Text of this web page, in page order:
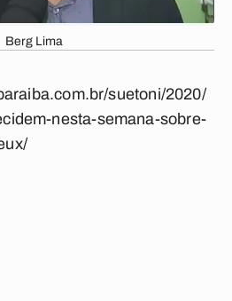
Berg Lima
suetoni/2020/
nesta-semana-sobre-